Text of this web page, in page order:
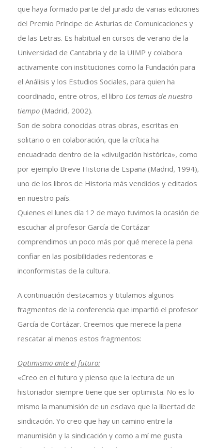
que haya formado parte del jurado de varias ediciones
del Premio Príncipe de Asturias de Comunicaciones y
de las Letras. Es habitual en cursos de verano de la
Universidad de Cantabria y de la UIMP y colabora
activamente con instituciones como la Fundación para
el Análisis y los Estudios Sociales, para quien ha
coordinado, entre otros, el libro Los temas de nuestro
tiempo (Madrid, 2002).
Son de sobra conocidas otras obras, escritas en
solitario o en colaboración, que la crítica ha
encuadrado dentro de la «divulgación histórica», como
por ejemplo Breve Historia de España (Madrid, 1994),
uno de los libros de Historia más vendidos y editados
en nuestro país.
Quienes el lunes día 12 de mayo tuvimos la ocasión de
escuchar al profesor García de Cortázar
comprendimos un poco más por qué merece la pena
confiar en las posibilidades redentoras e
inconformistas de la cultura.
A continuación destacamos y titulamos algunos
fragmentos de la conferencia que impartió el profesor
García de Cortázar. Creemos que merece la pena
rescatar al menos estos fragmentos:
Optimismo ante el futuro:
«Creo en el futuro y pienso que la lectura de un
historiador siempre tiene que ser optimista. No es lo
mismo la manumisión de un esclavo que la libertad de
sindicación. Yo creo que hay un camino entre la
manumisión y la sindicación y como a mí me gusta